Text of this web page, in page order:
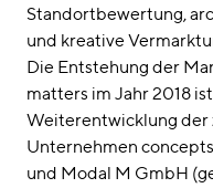
Standortbewertung,
und kreative
Die Entstehung der
matters im Jahr 2018
Weiterentwicklung
Unternehmen
und Modal M GmbH